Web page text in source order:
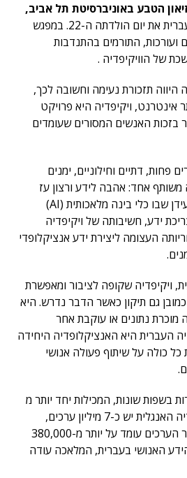
הטבע באוניברסיטת תל אביב,
ציינה קהילת ויקיפדיה העברית את יום הולדתה ה-22. במפגש
מ-80 עורכים ועורכות, התורמים בהתנדבות
של הוויקיפדיה .
היווה תזכורת נעימה וחשובה לכך,
ויקיפדיה היא פרויקט
בזכות האנשים המסורים שעומדים
פחות, דתיים וחילוניים, ימנים
משותף אחד: אהבה לידע ורצון עז
להנגישו לציבור הרחב. בעידן שבו כלי בינה מלאכותית (AI)
ידע, חשיבותה של ויקיפדיה
העצומה ליצירת ידע אנציקלופדי
ויקיפדיה שקופה לציבור ומאפשרת
גם תיקון כאשר הדבר נדרש. היא
מוכרת נתונים או עוקבת אחר
העברית היא האנציקלופדיה היחידה
כולה על שיתוף פעולה אנושי
יש 355 מהדורות בשפות שונות, המכילות יחד יותר מ
64 מיליון ערכים. בוויקיפדיה האנגלית יש כ-7 מיליון ערכים,
ובוויקיפדיה העברית מספר הערכים עומד על יותר מ-380,000
האנושי בעברית, המלאכה עודה